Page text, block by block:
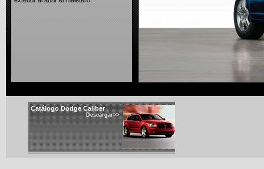
Catálogo Dodge Caliber
Descargar>>